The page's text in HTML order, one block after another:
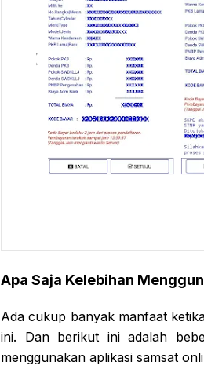
Apa Saja Kelebihan
Ada cukup banyak manfaat
ini. Dan berikut ini adalah
menggunakan aplikasi samsat